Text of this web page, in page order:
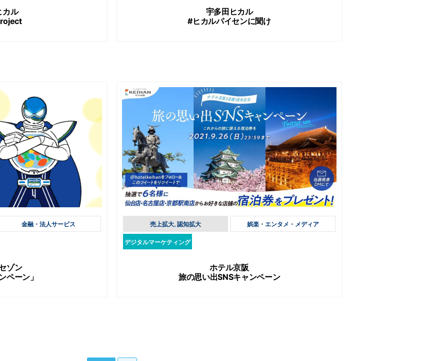
カル
宇多田ヒカル
#ヒカルパイセンに聞け
金融・法人サービス
ゾン
ペーン」
売上拡大, 認知拡大 娯楽・エンタメ・メディア
デジタルマーケティング
ホテル京阪
旅の思い出SNSキャンペーン